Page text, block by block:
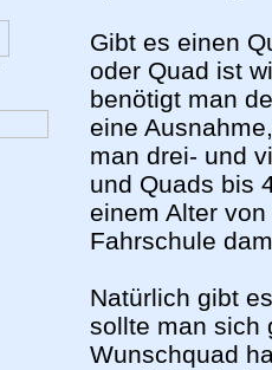
Gibt es einen
oder Quad ist
benötigt man
eine
man drei- und
und Quads bis
einem Alter
Fahrschule
Natürlich gibt
sollte man sich
Wunschquad